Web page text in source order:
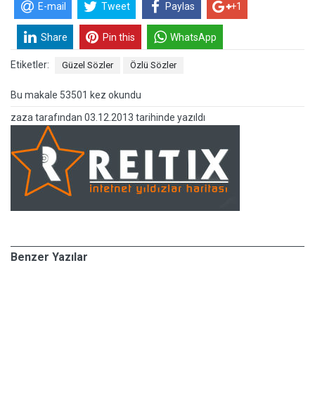
E-mail Tweet Paylas +1
Share Pin this WhatsApp
Etiketler: Güzel Sözler Özlü Sözler
Bu makale 53501 kez okundu
zaza tarafından 03.12.2013 tarihinde yazıldı
Benzer Yazılar